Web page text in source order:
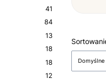
41
84
13
18
18
12
Lista
Domyślne